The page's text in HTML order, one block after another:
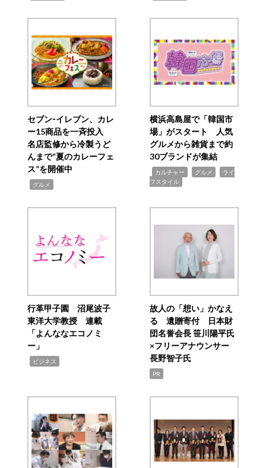
セブン‐イレブン、カレ
ー15商品を一斉投入
名店監修から冷製うど
んまで“夏のカレーフェ
ス”を開催中
グルメ
横浜高島屋で「韓国市
場」がスタート 人気
グルメから雑貨まで約
30ブランドが集結
カルチャー グルメ
ライ
フスタイル
行革甲子園 沼尾波子
東洋大学教授 連載
「よんななエコノミ
ー」
ビジネス
故人の「想い」かなえ
る 遺贈寄付 日本財
団名誉会長 笹川陽平氏
×フリーアナウンサー
長野智子氏
PR